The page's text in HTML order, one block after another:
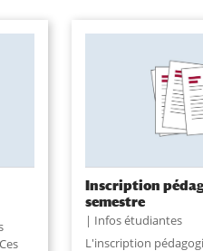
Inscription
semestre
Infos étudiantes
L'inscription